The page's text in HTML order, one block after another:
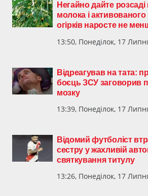
Негайно дайте
молока і активованого
огірків наросте не
13:50, Понеділок, 17
Відреагував на тата:
боєць ЗСУ заговорив
мозку
13:39, Понеділок, 17
Відомий футболіст
сестру у жахливій
святкування титулу
13:26, Понеділок, 17